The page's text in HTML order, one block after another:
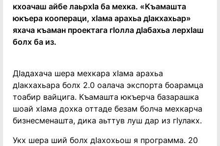
кхоачаш айбе лаьрхӏа ба мехка. «Къамашта
юкъера коопераци, хӏама арахьа дӏакхахьар»
яхача къаман проектага гӏолла дӏабахьа лерхӏаш
болх ба из.
Дӏадахача шера мехкара хӏама арахьа
дӏакхахьара болх 2.0 оалача экспорта боарамца
тоабир вайцига. Къамашта юкъерча базарашка
шоай хӏама дохка оттаде безам болча мехкарча
бизнесменашта, дика аьттув луш дар из гӏулакх.
Укх шера ший болх дӏахохьош я программа. 20